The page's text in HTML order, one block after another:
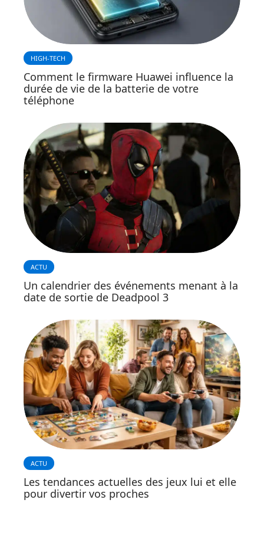
HIGH-TECH
Comment le firmware Huawei influence la
durée de vie de la batterie de votre
téléphone
ACTU
Un calendrier des événements menant à la
date de sortie de Deadpool 3
ACTU
Les tendances actuelles des jeux lui et elle
pour divertir vos proches